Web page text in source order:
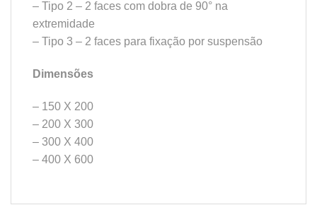
– Tipo 2 – 2 faces com dobra de 90° na
extremidade
– Tipo 3 – 2 faces para fixação por suspensão
Dimensões
– 150 X 200
– 200 X 300
– 300 X 400
– 400 X 600